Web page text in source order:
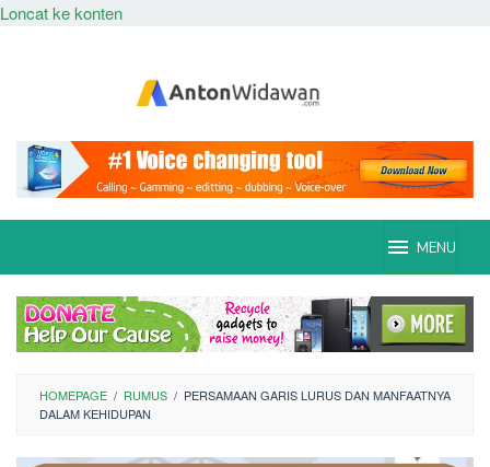
Loncat ke konten
MENU
HOMEPAGE / RUMUS / PERSAMAAN GARIS LURUS DAN MANFAATNYA
DALAM KEHIDUPAN